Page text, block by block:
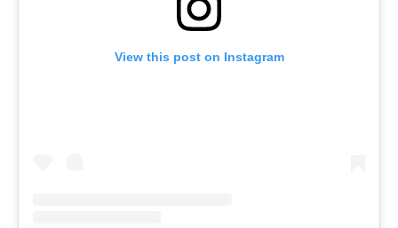
View this post on Instagram